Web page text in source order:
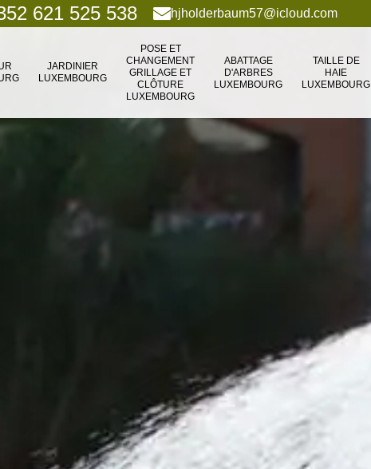
621 525 538 hjholderbaum57@icloud.com
JARDINIER
LUXEMBOURG
POSE ET
CHANGEMENT
GRILLAGE ET
CLÔTURE
LUXEMBOURG
ABATTAGE
D'ARBRES
LUXEMBOURG
TAILLE DE
HAIE
LUXEMBOURG